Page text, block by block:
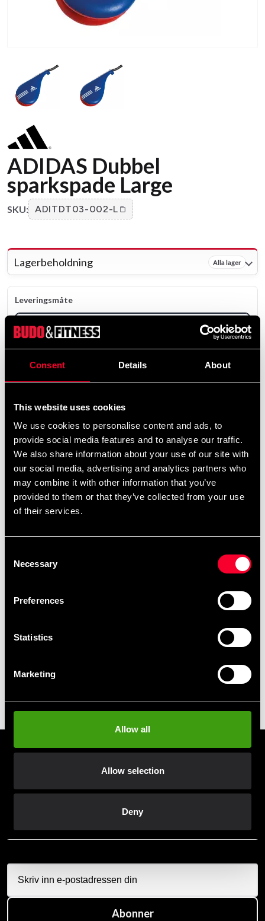
Consent Details About
This website uses cookies
We use cookies to personalise content and ads, to
provide social media features and to analyse our traffic.
We also share information about your use of our site with
our social media, advertising and analytics partners who
may combine it with other information that you’ve
provided to them or that they’ve collected from your use
of their services.
Selection
Necessary
Preferences
Statistics
Marketing
Allow all
Allow selection
Deny
ADIDAS Dubbel
sparkspade Large
SKU: ADITDT03-002-L
Lagerbeholdning Alla lager
Leveringsmåte
Sendes fra vårt nettlager - Ikke på lager
eks mva: 159.20 SEK
remove add Legg i handlekurv
Abonner på vårt nyhetsbrev
Skriv inn din e-postadresse og du ønsker å motta nyheter
og tilbud direkte i postkassen.
Abonner